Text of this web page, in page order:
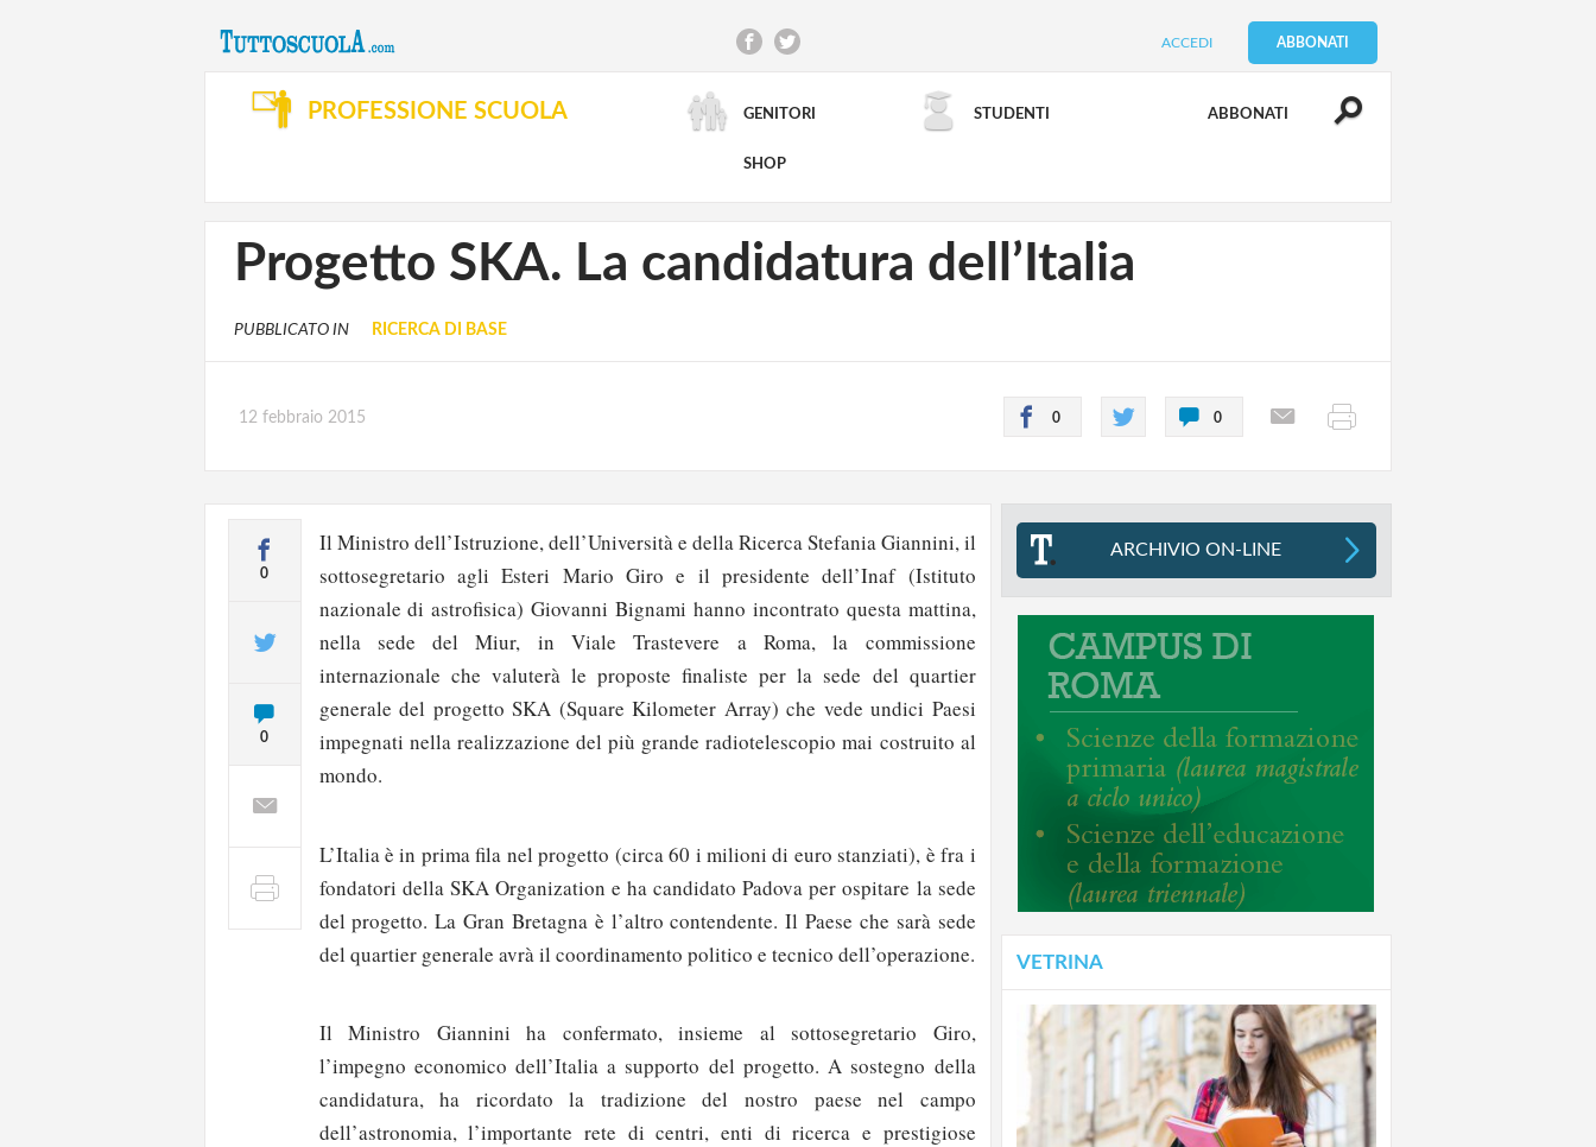
ACCEDI ABBONATI
PROFESSIONE SCUOLA GENITORI STUDENTI ABBONATI
SHOP
RICERCA AVANZATA
Progetto SKA. La candidatura dell’Italia
PUBBLICATO IN RICERCA DI BASE
12 febbraio 2015 0 0
0
0
Il Ministro dell’Istruzione, dell’Università e della Ricerca Stefania Giannini, il
sottosegretario agli Esteri Mario Giro e il presidente dell’Inaf (Istituto
nazionale di astrofisica) Giovanni Bignami hanno incontrato questa mattina,
nella sede del Miur, in Viale Trastevere a Roma, la commissione
internazionale che valuterà le proposte finaliste per la sede del quartier
generale del progetto SKA (Square Kilometer Array) che vede undici Paesi
impegnati nella realizzazione del più grande radiotelescopio mai costruito al
mondo.
L’Italia è in prima fila nel progetto (circa 60 i milioni di euro stanziati), è fra i
fondatori della SKA Organization e ha candidato Padova per ospitare la sede
del progetto. La Gran Bretagna è l’altro contendente. Il Paese che sarà sede
del quartier generale avrà il coordinamento politico e tecnico dell’operazione.
Il Ministro Giannini ha confermato, insieme al sottosegretario Giro,
l’impegno economico dell’Italia a supporto del progetto. A sostegno della
candidatura, ha ricordato la tradizione del nostro paese nel campo
dell’astronomia, l’importante rete di centri, enti di ricerca e prestigiose
ARCHIVIO ON-LINE
VETRINA